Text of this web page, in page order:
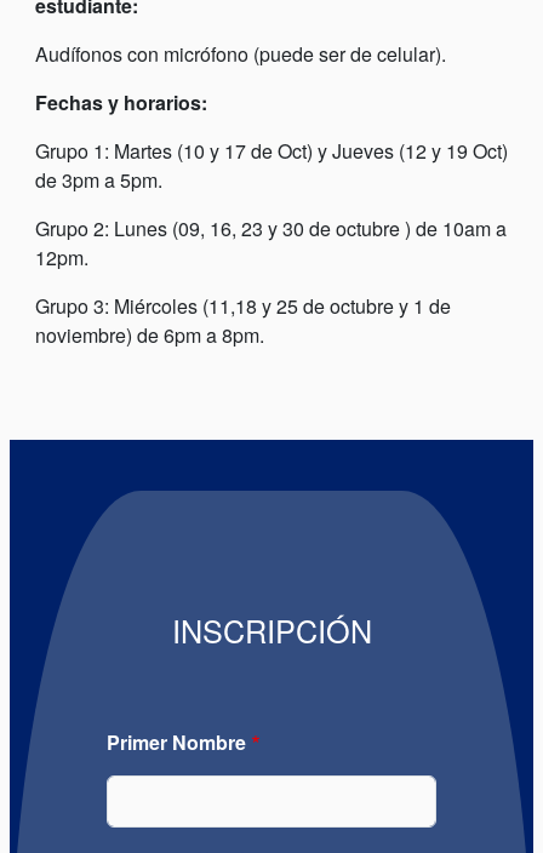
Audífonos con micrófono (puede ser de celular).
Fechas y horarios:
Grupo 1: Martes (10 y 17 de Oct) y Jueves (12 y 19 Oct)
de 3pm a 5pm.
Grupo 2: Lunes (09, 16, 23 y 30 de octubre ) de 10am a
12pm.
Grupo 3: Miércoles (11,18 y 25 de octubre y 1 de
noviembre) de 6pm a 8pm.
INSCRIPCIÓN
Primer Nombre